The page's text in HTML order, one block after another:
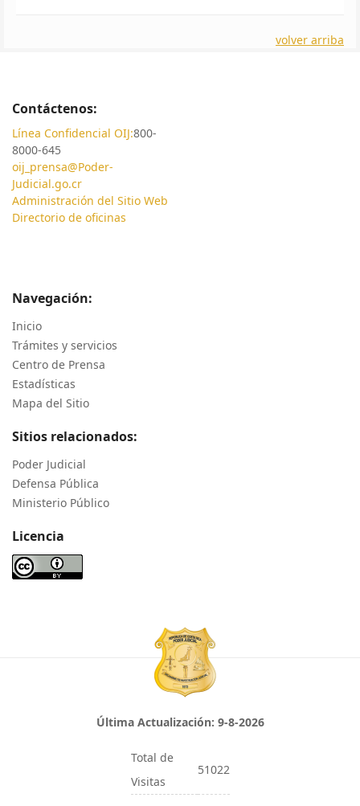
volver arriba
Contáctenos:
Línea Confidencial OIJ:800-
8000-645
oij_prensa@Poder-
Judicial.go.cr
Administración del Sitio Web
Directorio de oficinas
Navegación:
Inicio
Trámites y servicios
Centro de Prensa
Estadísticas
Mapa del Sitio
Sitios relacionados:
Poder Judicial
Defensa Pública
Ministerio Público
Licencia
Última Actualización: 9-8-2026
Total de
Visitas
51022